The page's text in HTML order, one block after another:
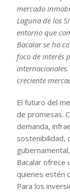
mercado
Laguna de los
entorno que
Bacalar se ha
foco de interés
creciente
El futuro del
de promesas.
demanda,
sostenibilidad,
Bacalar ofrece
quienes estén
Para los